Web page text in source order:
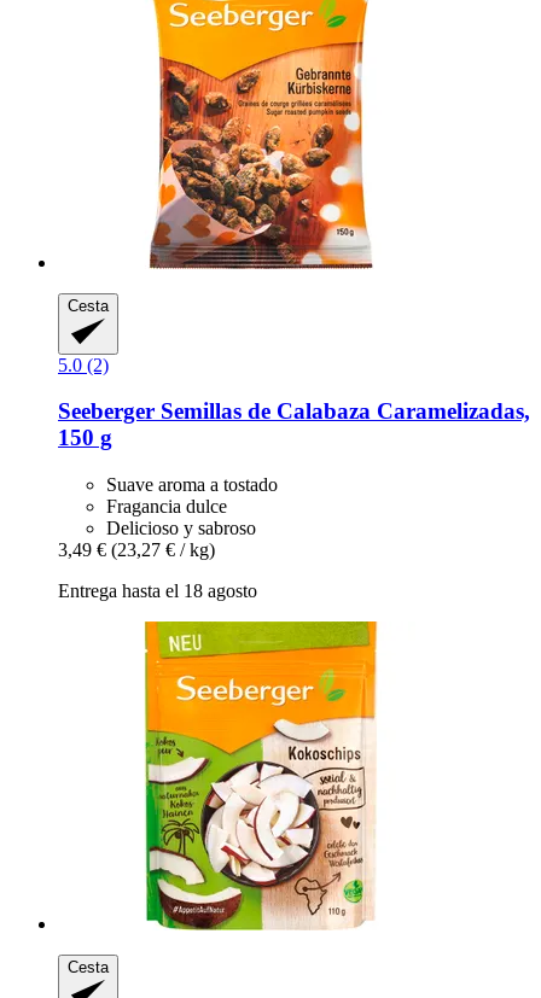
Cesta
5.0 (2)
Seeberger Semillas de Calabaza Caramelizadas,
150 g
Suave aroma a tostado
Fragancia dulce
Delicioso y sabroso
3,49 € (23,27 € / kg)
Entrega hasta el 18 agosto
Cesta